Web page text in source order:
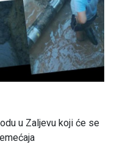
u Zaljevu koji će se